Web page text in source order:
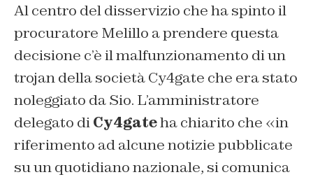
Al centro del disservizio che ha spinto il
procuratore Melillo a prendere questa
decisione c’è il malfunzionamento di un
trojan della società Cy4gate che era stato
noleggiato da Sio. L’amministratore
delegato diCy4gateha chiarito che «in
riferimento ad alcune notizie pubblicate
su un quotidiano nazionale, si comunica